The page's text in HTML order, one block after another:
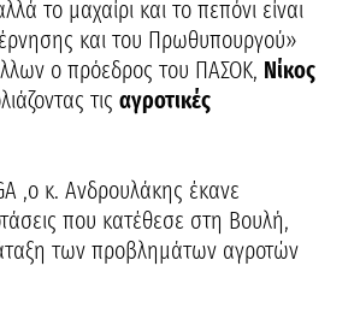
το μαχαίρι και το πεπόνι είναι
και του Πρωθυπουργού»
ο πρόεδρος του ΠΑΣΟΚ, Νίκος
τις αγροτικές
,ο κ. Ανδρουλάκης έκανε
που κατέθεσε στη Βουλή,
των προβλημάτων αγροτών